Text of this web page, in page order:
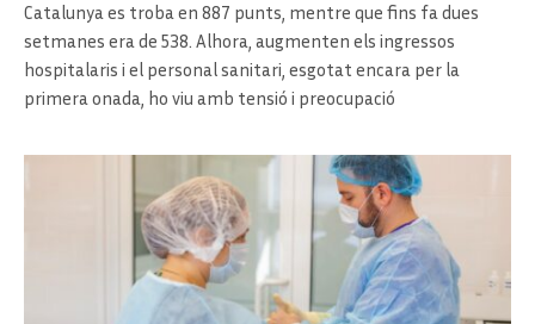
Catalunya es troba en 887 punts, mentre que fins fa dues
setmanes era de 538. Alhora, augmenten els ingressos
hospitalaris i el personal sanitari, esgotat encara per la
primera onada, ho viu amb tensió i preocupació